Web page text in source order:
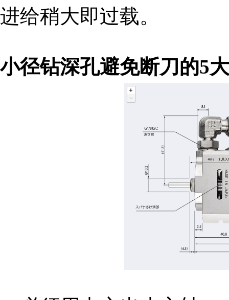
进给稍大即过载。
小径钻深孔避免断刀的5